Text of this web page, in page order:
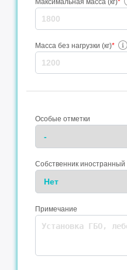
Максимальная масса (кг)*
Масса без нагрузки (кг)*
Особые отметки
Собственник иностранный
Примечание